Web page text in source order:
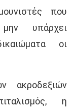
που
υπάρχει
οι
ακροδεξιών
η